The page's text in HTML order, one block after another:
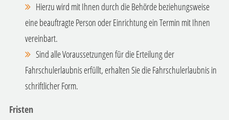
Hierzu wird mit Ihnen durch die Behörde beziehungsweise
eine beauftragte Person oder Einrichtung ein Termin mit Ihnen
vereinbart.
Sind alle Voraussetzungen für die Erteilung der
Fahrschulerlaubnis erfüllt, erhalten Sie die Fahrschulerlaubnis in
schriftlicher Form.
Fristen